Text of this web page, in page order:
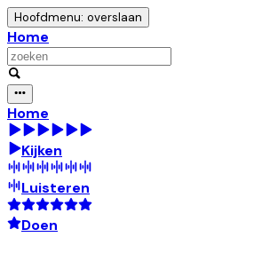
Hoofdmenu: overslaan
Home
Home
Kijken
Luisteren
Doen